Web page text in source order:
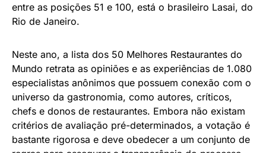
entre as posições 51 e 100, está o brasileiro Lasai, do
Rio de Janeiro.
Neste ano, a lista dos 50 Melhores Restaurantes do
Mundo retrata as opiniões e as experiências de 1.080
especialistas anônimos que possuem conexão com o
universo da gastronomia, como autores, críticos,
chefs e donos de restaurantes. Embora não existam
critérios de avaliação pré-determinados, a votação é
bastante rigorosa e deve obedecer a um conjunto de